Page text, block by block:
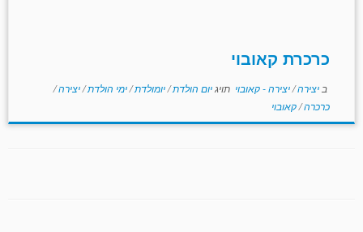
כרכרת קאובוי
ב יצירה/יצירה - קאובוי תויגיום הולדת/יומולדת/ימי הולדת/יצירה/
כרכרה/קאובוי